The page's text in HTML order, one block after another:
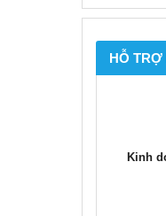
HỖ
Kinh